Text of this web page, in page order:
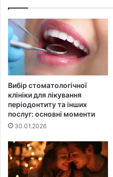
Вибір стоматологічної
клініки для лікування
періодонтиту та інших
послуг: основні моменти
30.01.2026